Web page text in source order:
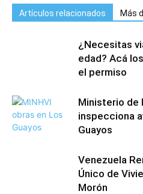
Artículos relacionados Más
¿Necesitas
edad? Acá
el permiso
Ministerio de
inspecciona
Guayos
Venezuela
Único de
Morón